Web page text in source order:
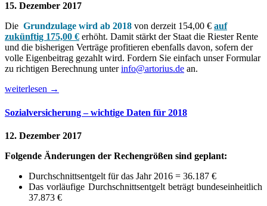
15. Dezember 2017
Die Grundzulage wird ab 2018 von derzeit 154,00 € auf
zukünftig 175,00 € erhöht. Damit stärkt der Staat die Riester Rente
und die bisherigen Verträge profitieren ebenfalls davon, sofern der
volle Eigenbeitrag gezahlt wird. Fordern Sie einfach unser Formular
zu richtigen Berechnung unterinfo@artorius.de an.
weiterlesen →
Sozialversicherung – wichtige Daten für 2018
12. Dezember 2017
Folgende Änderungen der Rechengrößen sind geplant:
Durchschnittsentgelt für das Jahr 2016 = 36.187 €
Das vorläufige Durchschnittsentgelt beträgt bundeseinheitlich
37.873 €